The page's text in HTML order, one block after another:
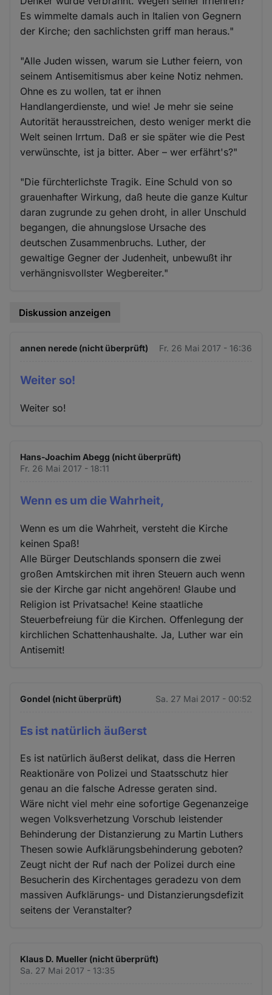
Es wimmelte damals auch in Italien von Gegnern
der Kirche; den sachlichsten griff man heraus."
"Alle Juden wissen, warum sie Luther feiern, von
seinem Antisemitismus aber keine Notiz nehmen.
Ohne es zu wollen, tat er ihnen
Handlangerdienste, und wie! Je mehr sie seine
Autorität herausstreichen, desto weniger merkt die
Welt seinen Irrtum. Daß er sie später wie die Pest
verwünschte, ist ja bitter. Aber – wer erfährt's?"
"Die fürchterlichste Tragik. Eine Schuld von so
grauenhafter Wirkung, daß heute die ganze Kultur
daran zugrunde zu gehen droht, in aller Unschuld
begangen, die ahnungslose Ursache des
deutschen Zusammenbruchs. Luther, der
gewaltige Gegner der Judenheit, unbewußt ihr
verhängnisvollster Wegbereiter."
Diskussion anzeigen
annen nerede (nicht überprüft) Fr. 26 Mai 2017 - 16:36
Weiter so!
Weiter so!
Hans-Joachim Abegg (nicht überprüft)
Fr. 26 Mai 2017 - 18:11
Wenn es um die Wahrheit,
Wenn es um die Wahrheit, versteht die Kirche
keinen Spaß!
Alle Bürger Deutschlands sponsern die zwei
großen Amtskirchen mit ihren Steuern auch wenn
sie der Kirche gar nicht angehören! Glaube und
Religion ist Privatsache! Keine staatliche
Steuerbefreiung für die Kirchen. Offenlegung der
kirchlichen Schattenhaushalte. Ja, Luther war ein
Antisemit!
Gondel (nicht überprüft) Sa. 27 Mai 2017 - 00:52
Es ist natürlich äußerst
Es ist natürlich äußerst delikat, dass die Herren
Reaktionäre von Polizei und Staatsschutz hier
genau an die falsche Adresse geraten sind.
Wäre nicht viel mehr eine sofortige Gegenanzeige
wegen Volksverhetzung Vorschub leistender
Behinderung der Distanzierung zu Martin Luthers
Thesen sowie Aufklärungsbehinderung geboten?
Zeugt nicht der Ruf nach der Polizei durch eine
Besucherin des Kirchentages geradezu von dem
massiven Aufklärungs- und Distanzierungsdefizit
seitens der Veranstalter?
Klaus D. Mueller (nicht überprüft)
Sa. 27 Mai 2017 - 13:35